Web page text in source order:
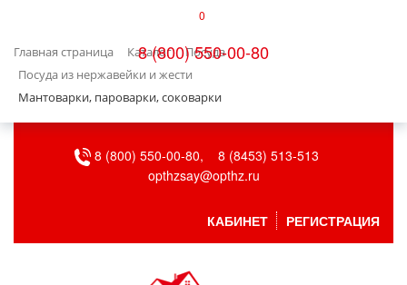
0
8 (800) 550-00-80
Главная страница Каталог
Посуда
Посуда из нержавейки и жести
Мантоварки, пароварки, соковарки
БЫТОВАЯ ТЕХНИКА
ВЕНТИЛЯЦИЯ8 (800) 550-00-80,
8 (8453) 513-513
opthzsay@opthz.ru
КАБИНЕТ РЕГИСТРАЦИЯ